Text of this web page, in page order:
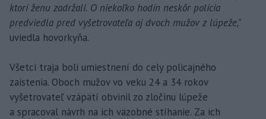
ktorí ženu zadržali. O niekoľko hodín neskôr polícia
predviedla pred vyšetrovateľa aj dvoch mužov z lúpeže,"
uviedla hovorkyňa.
Všetci traja boli umiestnení do cely policajného
zaistenia. Oboch mužov vo veku 24 a 34 rokov
vyšetrovateľ vzápätí obvinil zo zločinu lúpeže
a spracoval návrh na ich väzobné stíhanie. Za ich